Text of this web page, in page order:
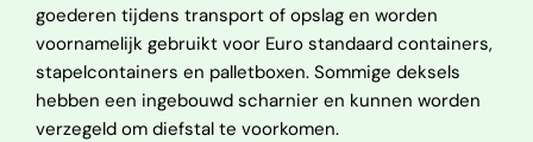
goederen tijdens transport of opslag en worden
voornamelijk gebruikt voor Euro standaard containers,
stapelcontainers en palletboxen. Sommige deksels
hebben een ingebouwd scharnier en kunnen worden
verzegeld om diefstal te voorkomen.